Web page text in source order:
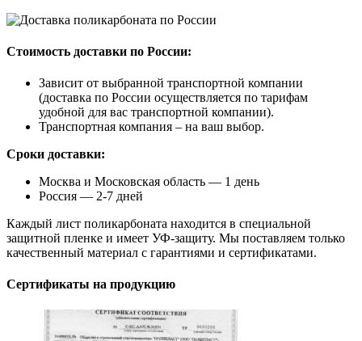
Стоимость доставки по России:
Зависит от выбранной транспортной компании
(доставка по России осуществляется по тарифам
удобной для вас транспортной компании).
Транспортная компания – на ваш выбор.
Сроки доставки:
Москва и Московская область — 1 день
Россия — 2-7 дней
Каждый лист поликарбоната находится в специальной
защитной пленке и имеет УФ-защиту. Мы поставляем только
качественный материал с гарантиями и сертификатами.
Сертификаты на продукцию